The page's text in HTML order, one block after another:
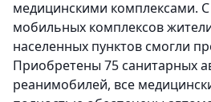
медицинскими комплексами.
мобильных комплексов
населенных пунктов смогли
Приобретены 75 санитарных
реанимобилей, все